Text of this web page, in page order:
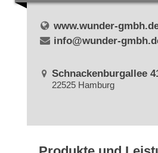
www.wunder-
info@wunder-
Schnackenburgallee
22525 Hamburg